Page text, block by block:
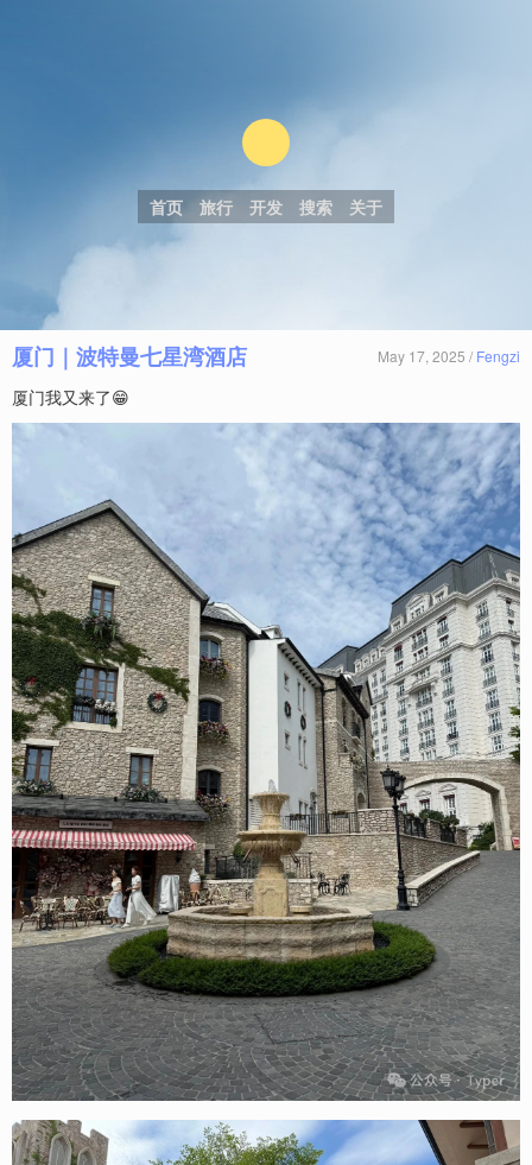
首页 旅行 开发 搜索 关于
厦门｜波特曼七星湾酒店 May 17, 2025 / Fengzi
厦门我又来了😁